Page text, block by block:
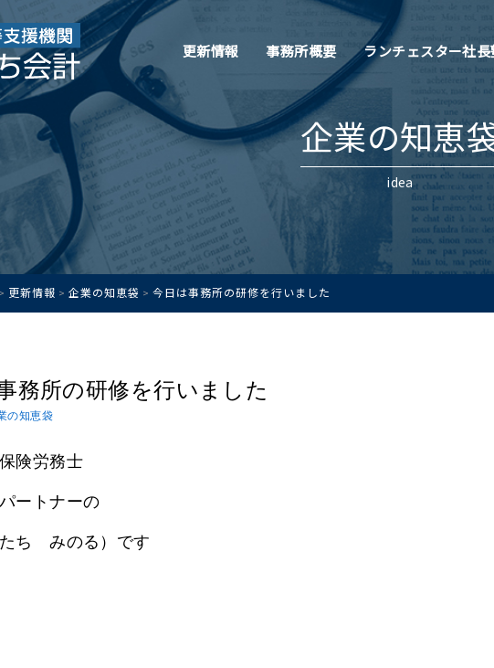
更新情報 事務所概要 ランチェスター社長
企業の知恵
idea
> 更新情報 > 企業の知恵袋 > 今日は事務所の研修を行いました
務所の研修を行いました
の知恵袋
険労務士
ートナーの
ち みのる）です